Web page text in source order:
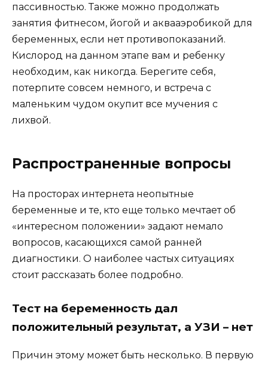
пассивностью. Также можно продолжать
занятия фитнесом, йогой и аквааэробикой для
беременных, если нет противопоказаний.
Кислород на данном этапе вам и ребенку
необходим, как никогда. Берегите себя,
потерпите совсем немного, и встреча с
маленьким чудом окупит все мучения с
лихвой.
Распространенные вопросы
На просторах интернета неопытные
беременные и те, кто еще только мечтает об
«интересном положении» задают немало
вопросов, касающихся самой ранней
диагностики. О наиболее частых ситуациях
стоит рассказать более подробно.
Тест на беременность дал
положительный результат, а УЗИ – нет
Причин этому может быть несколько. В первую